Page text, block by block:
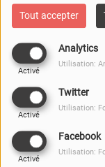
Tout accepter
Analytics
Activé
Utilisation:
Twitter
Activé
Utilisation:
Facebook
Activé
Utilisation: